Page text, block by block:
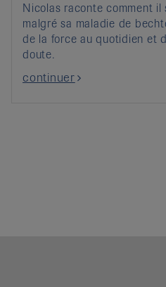
Nicolas raconte comment il
malgré sa maladie de
de la force au quotidien et
doute.
continuer